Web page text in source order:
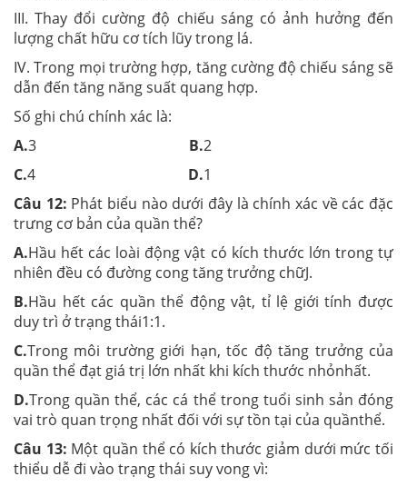
III. Thay đổi cường độ chiếu sáng có ảnh hưởng đến
lượng chất hữu cơ tích lũy trong lá.
IV. Trong mọi trường hợp, tăng cường độ chiếu sáng sẽ
dẫn đến tăng năng suất quang hợp.
Số ghi chú chính xác là:
A.3 B.2
C.4 D.1
Câu 12: Phát biểu nào dưới đây là chính xác về các đặc
trưng cơ bản của quần thể?
A.Hầu hết các loài động vật có kích thước lớn trong tự
nhiên đều có đường cong tăng trưởng chữJ.
B.Hầu hết các quần thể động vật, tỉ lệ giới tính được
duy trì ở trạng thái1:1.
C.Trong môi trường giới hạn, tốc độ tăng trưởng của
quần thể đạt giá trị lớn nhất khi kích thước nhỏnhất.
D.Trong quần thể, các cá thể trong tuổi sinh sản đóng
vai trò quan trọng nhất đối với sự tồn tại của quầnthể.
Câu 13: Một quần thể có kích thước giảm dưới mức tối
thiểu dễ đi vào trạng thái suy vong vì: